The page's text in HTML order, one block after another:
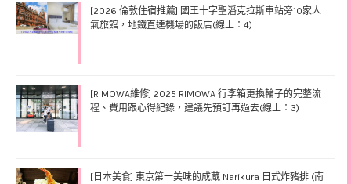
[2026 倫敦住宿推薦] 國王十字聖潘克拉斯車站旁10家人
氣旅館，地鐵直達機場的飯店(線上：4)
[RIMOWA維修] 2025 RIMOWA 行李箱更換輪子的完整流
程、費用跟心得紀錄，建議先預訂再過去(線上：3)
[日本美食] 東京第一美味的成蔵 Narikura 日式炸豬排 (南